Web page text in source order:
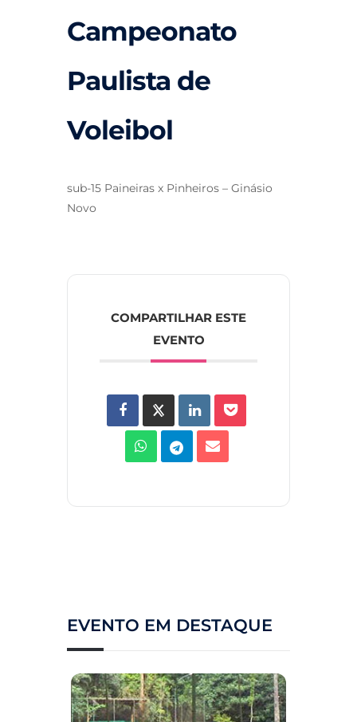
Campeonato
Paulista de
Voleibol
sub-15 Paineiras x Pinheiros – Ginásio
Novo
COMPARTILHAR ESTE
EVENTO
EVENTO EM DESTAQUE